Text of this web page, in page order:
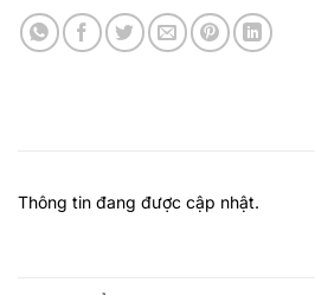
Thông tin đang được cập nhật.